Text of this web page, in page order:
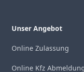
Unser Angebot
Online Zulassung
Online Kfz